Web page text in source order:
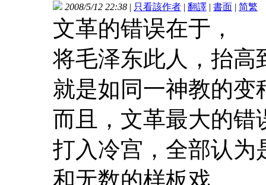
2008/5/12 22:38 | 只看該作者 | 翻譯 | 書面 | 简繁
文革的错误在于，
将毛泽东此人，抬高
就是如同一神教的变
而且，文革最大的错
打入冷宫，全部认为
和无数的样板戏